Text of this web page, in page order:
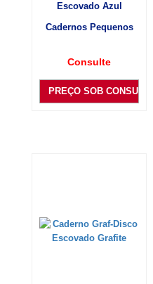
Escovado Azul
Cadernos Pequenos
Consulte
PREÇO SOB CONSULTA